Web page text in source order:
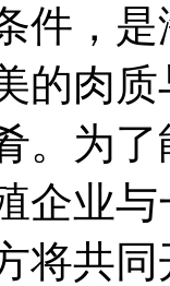
件，
的肉
。 为
企业
将共